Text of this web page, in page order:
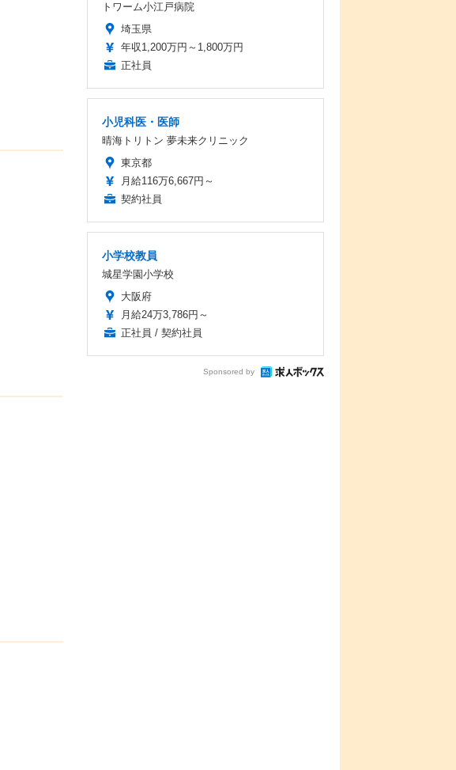
トワーム小江戸病院
埼玉県
年収1,200万円～1,800万円
正社員
小児科医・医師
晴海トリトン 夢未来クリニック
東京都
月給116万6,667円～
契約社員
小学校教員
城星学園小学校
大阪府
月給24万3,786円～
正社員 / 契約社員
Sponsored by